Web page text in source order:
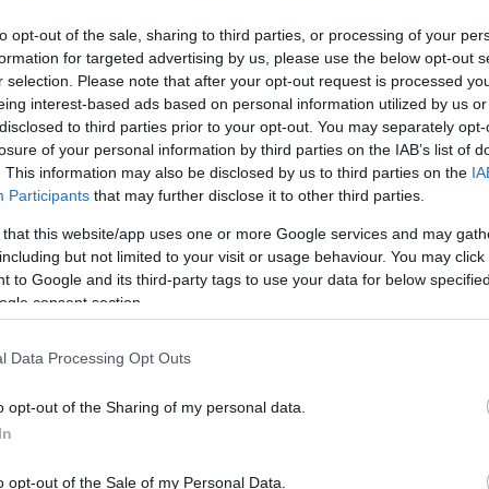
opt-out of the sale, sharing to third parties, or processing of your
for targeted advertising by us, please use the below opt-out
selection. Please note that after your opt-out request is processed
interest-based ads based on personal information utilized by us
to third parties prior to your opt-out. You may separately
of your personal information by third parties on the IAB’s list of
This information may also be disclosed by us to third parties on the
Participants that may further disclose it to other third parties.
that this website/app uses one or more Google services and may
but not limited to your visit or usage behaviour. You may
to Google and its third-party tags to use your data for below
consent section.
Data Processing Opt Outs
opt-out of the Sharing of my personal data.
opt-out of the Sale of my Personal Data.
Link másolása
lesz érvényben a hőségriasztás. Az
párakapuk működtetésével és az
a forróságot. A Magyar Közútnál
aszfaltját: 52 fokot mutatott,
a dolgozók.